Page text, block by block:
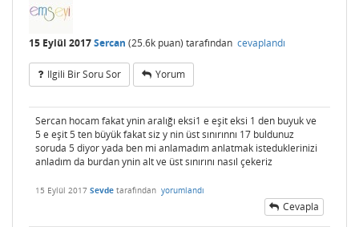
15 Eylül 2017Sercan (25.6k puan) tarafından cevaplandı
Ilgili Bir Soru Sor Yorum
Sercan hocam fakat ynin aralığı eksi1 e eşit eksi 1 den buyuk ve
5 e eşit 5 ten büyük fakat siz y nin üst sınırınnı 17 buldunuz
soruda 5 diyor yada ben mi anlamadım anlatmak isteduklerinizi
anladım da burdan ynin alt ve üst sınırını nasıl çekeriz
15 Eylül 2017 Sevde tarafından yorumlandı
Cevapla